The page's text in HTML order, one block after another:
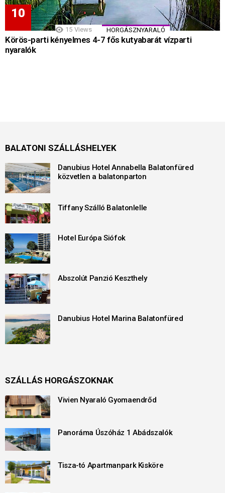
15 Views HORGÁSZNYARALÓ
Körös-parti kényelmes 4-7 fős kutyabarát vízparti
nyaralók
BALATONI SZÁLLÁSHELYEK
Danubius Hotel Annabella Balatonfüred
közvetlen a balatonparton
Tiffany Szálló Balatonlelle
Hotel Európa Siófok
Abszolút Panzió Keszthely
Danubius Hotel Marina Balatonfüred
SZÁLLÁS HORGÁSZOKNAK
Vivien Nyaraló Gyomaendrőd
Panoráma Úszóház 1 Abádszalók
Tisza-tó Apartmanpark Kisköre